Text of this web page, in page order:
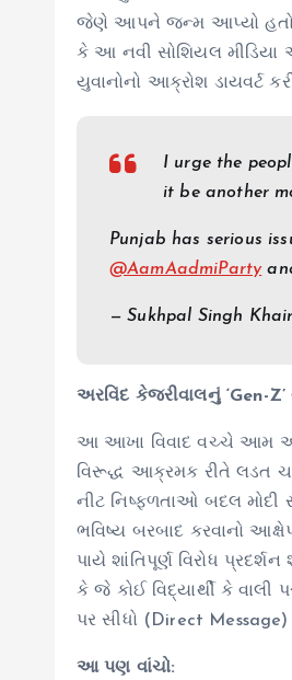
જેણે આપને જન્મ આપ્યો હતો.
કે આ નવી સોશિયલ મીડિયા
યુવાનોનો આક્રોશ ડાયવર્ટ
I urge the
it be another
Punjab has serious
@AamAadmiParty
— Sukhpal Singh
અરવિંદ કેજરીવાલનું ‘Gen-
આ આખા વિવાદ વચ્ચે આમ
વિરૂદ્ધ આક્રમક રીતે લડત
નીટ નિષ્ફળતાઓ બદલ મોદી
ભવિષ્ય બરબાદ કરવાનો
પાયે શાંતિપૂર્ણ વિરોધ
કે જે કોઈ વિદ્યાર્થી કે વાલી
પર સીધો (Direct
આ પણ વાંચો: